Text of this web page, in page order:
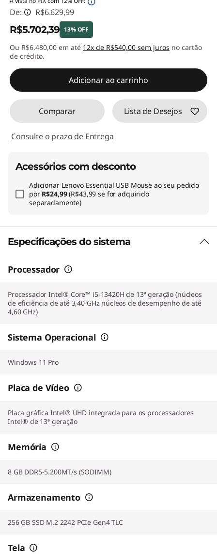
De: R$6.629,99
R$5.702,39 13% OFF
Economias instantâneas :-R$927,60
Ou R$6.480,00 em até 12x de R$540,00 sem juros no cartão
de crédito.
Adicionar ao carrinho
Comparar Lista de Desejos
Consulte o prazo de Entrega
Acessórios com desconto
Adicionar Lenovo Essential USB Mouseao seu pedido
por R$24,99(R$43,99 se for adquirido
separadamente)
Especificações do sistema
Processador
Processador Intel® Core™ i5-13420H de 13ª geração (núcleos
de eficiência de até 3,40 GHz núcleos de desempenho de até
4,60 GHz)
Sistema Operacional
Windows 11 Pro
Placa de Vídeo
Placa gráfica Intel® UHD integrada para os processadores
Intel® de 13ª geração
Memória
8 GB DDR5-5.200MT/s (SODIMM)
Armazenamento
256 GB SSD M.2 2242 PCIe Gen4 TLC
Tela